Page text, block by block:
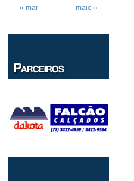
« mar maio »